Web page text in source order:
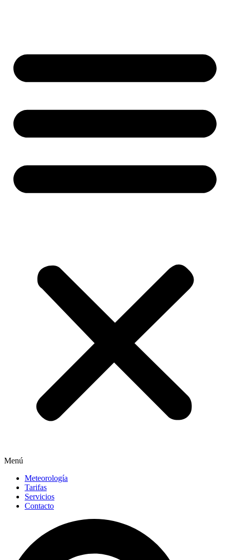
Menú
Meteorología
Tarifas
Servicios
Contacto